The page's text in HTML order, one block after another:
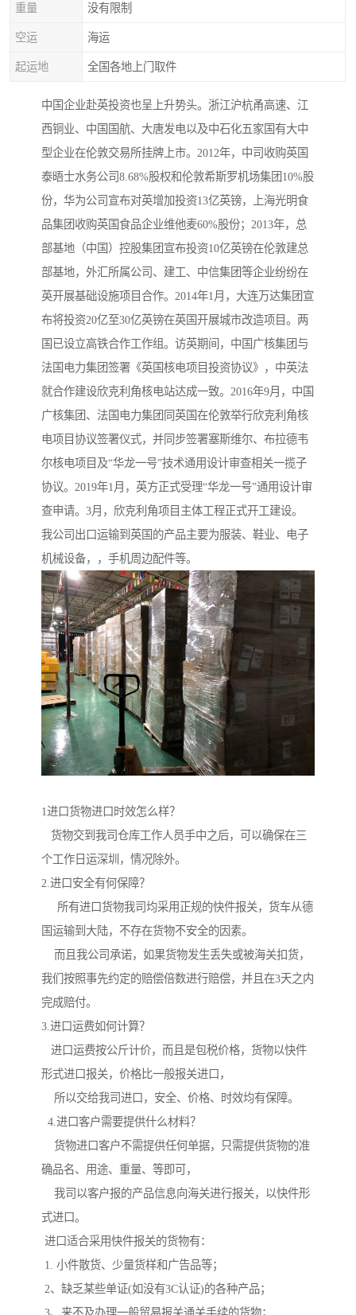
重量 没有限制
空运 海运
起运地 全国各地上门取件
中国企业赴英投资也呈上升势头。浙江沪杭甬高速、江
西铜业、中国国航、大唐发电以及中石化五家国有大中
型企业在伦敦交易所挂牌上市。2012年，中司收购英国
泰晤士水务公司8.68%股权和伦敦希斯罗机场集团10%股
份，华为公司宣布对英增加投资13亿英镑，上海光明食
品集团收购英国食品企业维他麦60%股份；2013年，总
部基地（中国）控股集团宣布投资10亿英镑在伦敦建总
部基地，外汇所属公司、建工、中信集团等企业纷纷在
英开展基础设施项目合作。2014年1月，大连万达集团宣
布将投资20亿至30亿英镑在英国开展城市改造项目。两
国已设立高铁合作工作组。访英期间，中国广核集团与
法国电力集团签署《英国核电项目投资协议》，中英法
就合作建设欣克利角核电站达成一致。2016年9月，中国
广核集团、法国电力集团同英国在伦敦举行欣克利角核
电项目协议签署仪式，并同步签署塞斯维尔、布拉德韦
尔核电项目及“华龙一号”技术通用设计审查相关一揽子
协议。2019年1月，英方正式受理“华龙一号”通用设计审
查申请。3月，欣克利角项目主体工程正式开工建设。
我公司出口运输到英国的产品主要为服装、鞋业、电子
机械设备，，手机周边配件等。
1进口货物进口时效怎么样？
货物交到我司仓库工作人员手中之后，可以确保在三
个工作日运深圳，情况除外。
2.进口安全有何保障？
所有进口货物我司均采用正规的快件报关，货车从德
国运输到大陆，不存在货物不安全的因素。
而且我公司承诺，如果货物发生丢失或被海关扣货，
我们按照事先约定的赔偿倍数进行赔偿，并且在3天之内
完成赔付。
3.进口运费如何计算？
进口运费按公斤计价，而且是包税价格，货物以快件
形式进口报关，价格比一般报关进口，
所以交给我司进口，安全、价格、时效均有保障。
4.进口客户需要提供什么材料？
货物进口客户不需提供任何单据，只需提供货物的准
确品名、用途、重量、等即可，
我司以客户报的产品信息向海关进行报关，以快件形
式进口。
进口适合采用快件报关的货物有：
1. 小件散货、少量货样和广告品等；
2、缺乏某些单证(如没有3C认证)的各种产品；